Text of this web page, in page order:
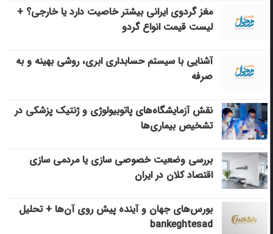
مغز گردوی ایرانی بیشتر خاصیت دارد یا خارجی؟ +
لیست قیمت انواع گردو
آشنایی با سیستم حسابداری ابری، روشی بهینه و به
صرفه
نقش آزمایشگاه‌های پاتوبیولوژی و ژنتیک پزشکی در
تشخیص بیماری‌ها
بررسی وضعیت خصوصی سازی یا مردمی سازی
اقتصاد کلان در ایران
بورس‌های جهان و آینده پیش روی آن‌ها + تحلیل
bankeghtesad